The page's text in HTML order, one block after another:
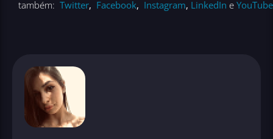
também: Twitter, Facebook, Instagram, LinkedIn e YouTube